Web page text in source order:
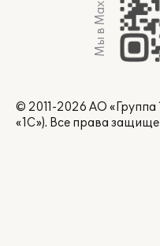
Мы в Max
© 2011-2026 АО
«1С»). Все права